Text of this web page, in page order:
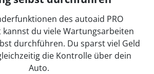
des autoaid PRO
kannst du viele Wartungsarbeiten
durchführen. Du sparst viel Geld
die Kontrolle über dein
Auto.